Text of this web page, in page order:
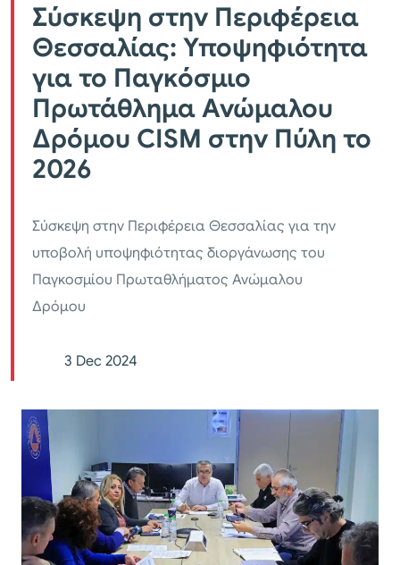
Σύσκεψη στην Περιφέρεια
Θεσσαλίας: Υποψηφιότητα
για το Παγκόσμιο
Πρωτάθλημα Ανώμαλου
Δρόμου CISM στην Πύλη το
2026
Σύσκεψη στην Περιφέρεια Θεσσαλίας για την
υποβολή υποψηφιότητας διοργάνωσης του
Παγκοσμίου Πρωταθλήματος Ανώμαλου
Δρόμου
3 Dec 2024